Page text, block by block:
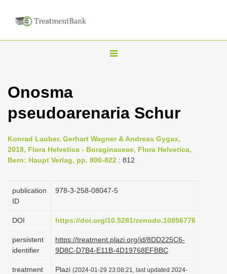
T
l
n
a
i
g
t
i
o
n
Onosma
pseudoarenaria Schur
Konrad Lauber, Gerhart Wagner & Andreas Gygax,
2018, Flora Helvetica - Boraginaceae, Flora Helvetica,
Bern: Haupt Verlag, pp. 800-822 : 812
publication
ID
978-3-258-08047-5
DOI https://doi.org/10.5281/zenodo.10856776
persistent
identifier
https://treatment.plazi.org/id/8DD225C6-
9D8C-D7B4-E11B-4D19768EFBBC
treatment
Plazi (2024-01-29 23:08:21, last updated 2024-